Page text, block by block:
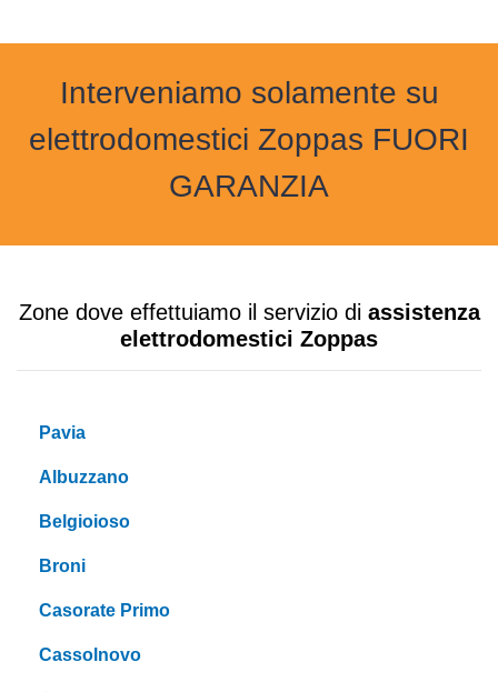
Interveniamo solamente su
elettrodomestici Zoppas FUORI
GARANZIA
Zone dove effettuiamo il servizio di assistenza
elettrodomestici Zoppas
Pavia
Albuzzano
Belgioioso
Broni
Casorate Primo
Cassolnovo